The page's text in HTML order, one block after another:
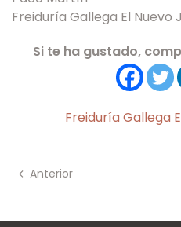
Freiduría Gallega El Nuevo
Si te ha gustado,
Freiduría Gallega
Anterior